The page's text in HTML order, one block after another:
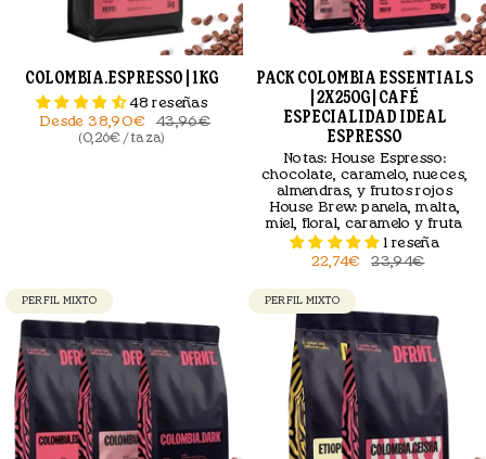
COLOMBIA.ESPRESSO | 1KG
48 reseñas
Desde 38,90€ 43,96€
(0,26€ / taza)
PACK COLOMBIA ESSENTIALS
| 2X250G | CAFÉ
ESPECIALIDAD IDEAL
ESPRESSO
Notas: House Espresso:
chocolate, caramelo, nueces,
almendras, y frutos rojos
House Brew: panela, malta,
miel, floral, caramelo y fruta
1 reseña
22,74€
23,94€
PERFIL MIXTO PERFIL MIXTO